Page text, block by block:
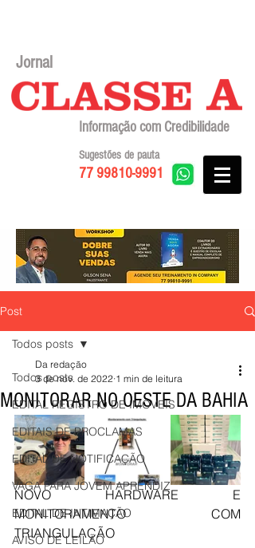
Jornal
Informação com Credibilidade
77 99810-9991
Sugestões de pauta
Post
Todos posts
EDITAL REGISTRO DE IMÓVEIS
EDITAIS DE PROCLAMAS
EDITAL DE NOTIFICAÇÃO
VAGA PARA JOVEM APRENDIZ
EDITAL DE INTIMAÇÃO
AVISO DE LEILÃO
Todos posts
MONITORAR NO OESTE DA BAHIA
Da redação
3 de nov. de 2022 1 min de leitura
NOVO HARDWARE E
MONITORAMENTO COM
TRIANGULAÇÃO